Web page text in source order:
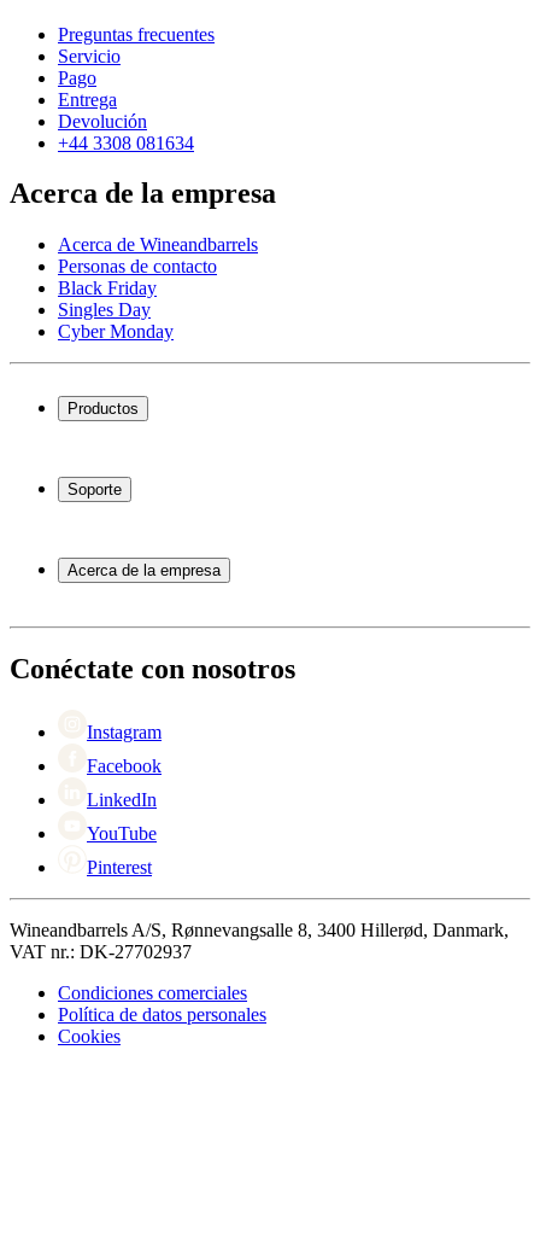
Preguntas frecuentes
Servicio
Pago
Entrega
Devolución
+44 3308 081634
Acerca de la empresa
Acerca de Wineandbarrels
Personas de contacto
Black Friday
Singles Day
Cyber Monday
Productos
Botelleros
Muebles para vino
Soporte
Servicio
Pago
Devolución
Acerca de la empresa
Black Friday
Singles Day
Conéctate con nosotros
Instagram
Facebook
LinkedIn
YouTube
Pinterest
Wineandbarrels A/S, Rønnevangsalle 8, 3400 Hillerød, Danmark,
VAT nr.: DK-27702937
Condiciones comerciales
Política de datos personales
Cookies